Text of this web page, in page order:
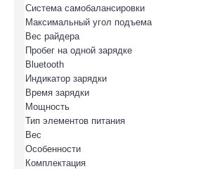
Система самобалансировки
Максимальный угол подъема
Вес райдера
Пробег на одной зарядке
Bluetooth
Индикатор зарядки
Время зарядки
Мощность
Тип элементов питания
Вес
Особенности
Комплектация